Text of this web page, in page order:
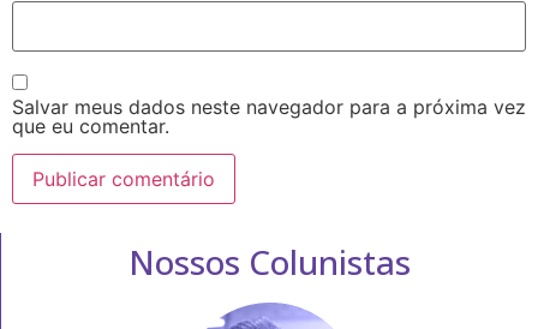
Salvar meus dados neste navegador para a próxima vez
que eu comentar.
Nossos Colunistas